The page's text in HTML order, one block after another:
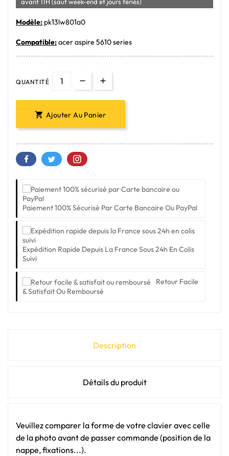
Modèle: pk13lw801a0
Compatible:acer aspire 5610 series
QUANTITÉ
 Ajouter Au Panier
Paiement 100% Sécurisé Par Carte Bancaire Ou PayPal
Expédition Rapide Depuis La France Sous 24h En Colis
Suivi
Retour Facile
& Satisfait Ou Remboursé
Description
Détails du produit
Veuillez comparer la forme de votre clavier avec celle
de la photo avant de passer commande (position de la
nappe, fixations...).